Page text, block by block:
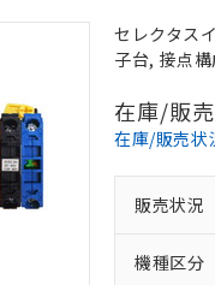
セレクタス
子台, 接点
在庫/販
在庫/販売状
販売状況
機種区分